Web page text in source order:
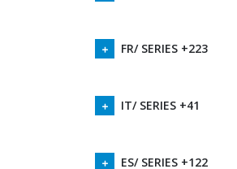
FR/ SERIES +223
IT/ SERIES +41
ES/ SERIES +122